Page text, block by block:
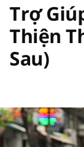
Trợ
Thiện
Sau)